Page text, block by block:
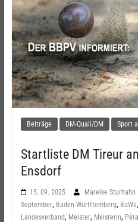
Beiträge DM-Quali/DM Sport
Startliste DM Tireur
Ensdorf
15. 09. 2025 Mareike Sturhahn
September, Baden-Württtemberg, BaWü,
Landesverband, Meister, Meisterin,